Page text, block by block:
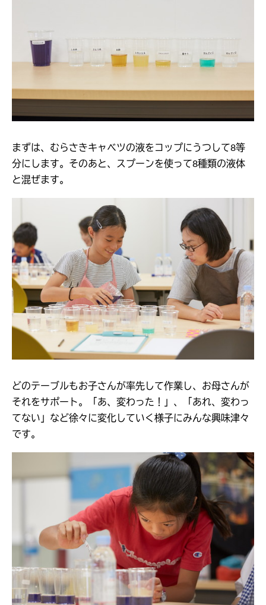
まずは、むらさきキャベツの液をコップにうつして8等
分にします。そのあと、スプーンを使って8種類の液体
と混ぜます。
どのテーブルもお子さんが率先して作業し、お母さんが
それをサポート。「あ、変わった！」、「あれ、変わっ
てない」など徐々に変化していく様子にみんな興味津々
です。